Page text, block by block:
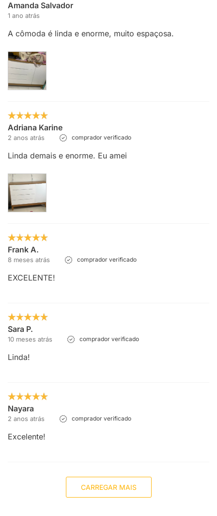
Amanda Salvador
1 ano atrás
A cômoda é linda e enorme, muito espaçosa.
Adriana Karine
2 anos atrás comprador verificado
Linda demais e enorme. Eu amei
Frank A.
8 meses atrás comprador verificado
EXCELENTE!
Sara P.
10 meses atrás comprador verificado
Linda!
Nayara
2 anos atrás comprador verificado
Excelente!
CARREGAR MAIS